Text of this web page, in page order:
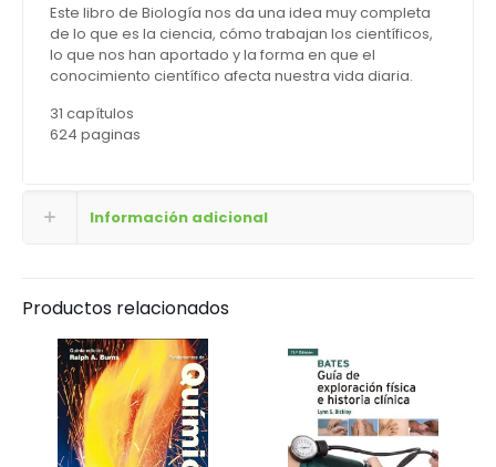
Este libro de Biología nos da una idea muy completa
de lo que es la ciencia, cómo trabajan los científicos,
lo que nos han aportado y la forma en que el
conocimiento científico afecta nuestra vida diaria.
31 capítulos
624 paginas
Información adicional
Productos relacionados